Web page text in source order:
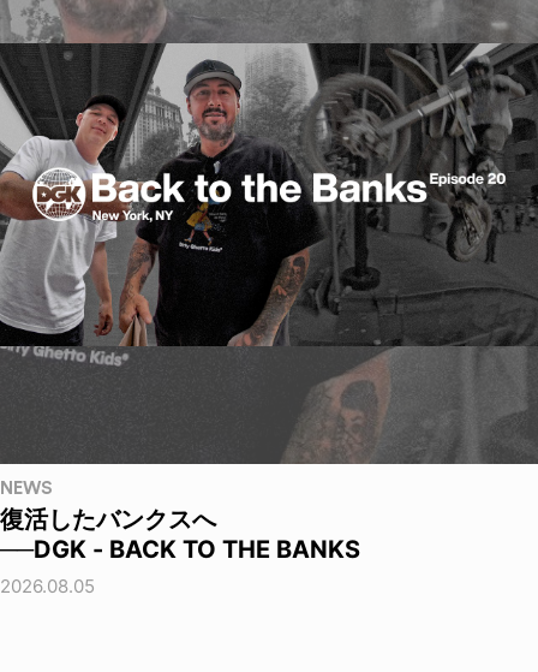
NEWS
復活したバンクスへ
──DGK - BACK TO THE BANKS
2026.08.05